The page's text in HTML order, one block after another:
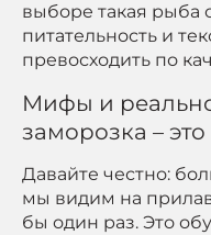
выборе такая рыба
питательность и
превосходить по
Мифы и
заморозка –
Давайте честно:
мы видим на
бы один раз. Это